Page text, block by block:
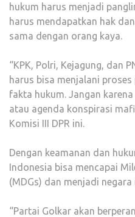
hukum harus menjadi
harus mendapatkan hak
sama dengan orang kaya.
“KPK, Polri, Kejagung, dan
harus bisa menjalani
fakta hukum. Jangan
atau agenda konspirasi
Komisi III DPR ini.
Dengan keamanan dan
Indonesia bisa mencapai
(MDGs) dan menjadi
“Partai Golkar akan